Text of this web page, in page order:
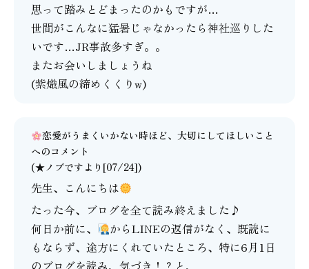
思って踏みとどまったのかもですが…
世間がこんなに猛暑じゃなかったら神社巡りした
いです…JR事故多すぎ。。
またお会いしましょうね
(紫熾風の締めくくりw)
恋愛がうまくいかない時ほど、大切にしてほしいこと
へのコメント
(★ノブですより[07/24])
先生、こんにちは
たった今、ブログを全て読み終えました♪
何日か前に、
からLINEの返信がなく、既読に
もならず、途方にくれていたところ、特に6月1日